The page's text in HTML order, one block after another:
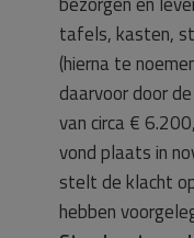
tafels, kasten,
(hierna te
daarvoor door
van circa €
vond plaats in
stelt de klacht
hebben